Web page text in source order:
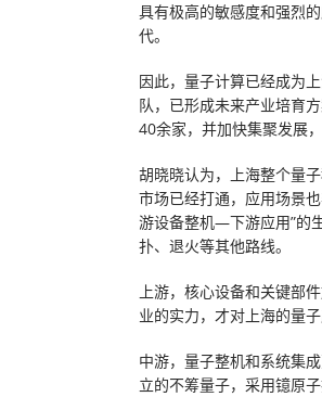
具有极高的敏感度和强烈
代。
因此，量子计算已经成为
队，已形成未来产业培育
40余家，并加快集聚发展
胡晓晓认为，上海整个量
市场已经打通，应用场景
游设备整机—下游应用”的
扑、退火等其他路线。
上游，核心设备和关键部
业的实力，才对上海的量
中游，量子整机和系统集
立的不筹量子，采用镱原